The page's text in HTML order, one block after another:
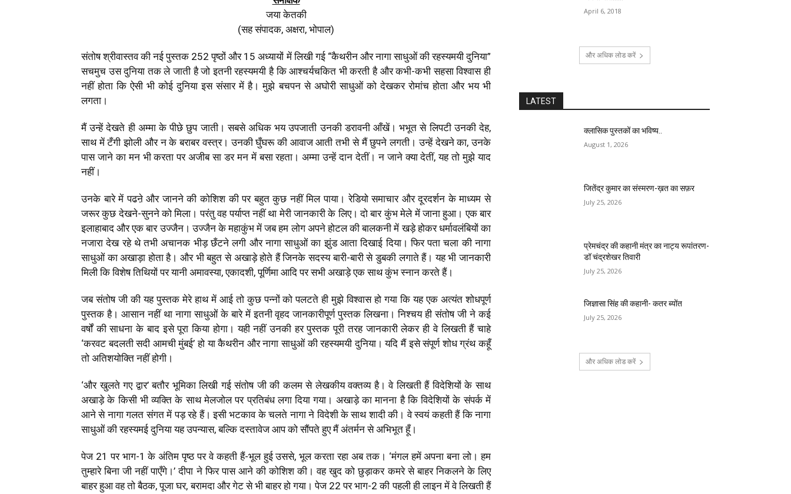
जया केतकी
(सह संपादक, अक्षरा, भोपाल)
संतोष श्रीवास्तव की नई पुस्तक 252 पृष्ठों और 15 अध्यायों में लिखी गई “कैथरीन और नागा साधुओं की रहस्यमयी दुनिया”
सचमुच उस दुनिया तक ले जाती है जो इतनी रहस्यमयी है कि आश्चर्यचकित भी करती है और कभी-कभी सहसा विश्वास ही
नहीं होता कि ऐसी भी कोई दुनिया इस संसार में है। मुझे बचपन से अघोरी साधुओं को देखकर रोमांच होता और भय भी
लगता।
मैं उन्हें देखते ही अम्मा के पीछे छुप जाती। सबसे अधिक भय उपजाती उनकी डरावनी आँखें। भभूत से लिपटी उनकी देह,
साथ में टँगी झोली और न के बराबर वस्त्र। उनकी घुँघरू की आवाज आती तभी से मैं छुपने लगती। उन्हें देखने का, उनके
पास जाने का मन भी करता पर अजीब सा डर मन में बसा रहता। अम्मा उन्हें दान देतीं। न जाने क्या देतीं, यह तो मुझे याद
नहीं।
उनके बारे में पढऩे और जानने की कोशिश की पर बहुत कुछ नहीं मिल पाया। रेडियो समाचार और दूरदर्शन के माध्यम से
जरूर कुछ देखने-सुनने को मिला। परंतु वह पर्याप्त नहीं था मेरी जानकारी के लिए। दो बार कुंभ मेले में जाना हुआ। एक बार
इलाहाबाद और एक बार उज्जैन। उज्जैन के महाकुंभ में जब हम लोग अपने होटल की बालकनी में खड़े होकर धर्मावलंबियों का
नजारा देख रहे थे तभी अचानक भीड़ छँटने लगी और नागा साधुओं का झुंड आता दिखाई दिया। फिर पता चला की नागा
साधुओं का अखाड़ा होता है। और भी बहुत से अखाड़े होते हैं जिनके सदस्य बारी-बारी से डुबकी लगाते हैं। यह भी जानकारी
मिली कि विशेष तिथियों पर यानी अमावस्या, एकादशी, पूर्णिमा आदि पर सभी अखाड़े एक साथ कुंभ स्नान करते हैं।
जब संतोष जी की यह पुस्तक मेरे हाथ में आई तो कुछ पन्नों को पलटते ही मुझे विश्वास हो गया कि यह एक अत्यंत शोधपूर्ण
पुस्तक है। आसान नहीं था नागा साधुओं के बारे में इतनी वृहद जानकारीपूर्ण पुस्तक लिखना। निश्चय ही संतोष जी ने कई
वर्षों की साधना के बाद इसे पूरा किया होगा। यही नहीं उनकी हर पुस्तक पूरी तरह जानकारी लेकर ही वे लिखती हैं चाहे
‘करवट बदलती सदी आमची मुंबई’ हो या कैथरीन और नागा साधुओं की रहस्यमयी दुनिया। यदि मैं इसे संपूर्ण शोध ग्रंथ कहूँ
तो अतिशयोक्ति नहीं होगी।
‘और खुलते गए द्वार’ बतौर भूमिका लिखी गई संतोष जी की कलम से लेखकीय वक्तव्य है। वे लिखती हैं विदेशियों के साथ
अखाड़े के किसी भी व्यक्ति के साथ मेलजोल पर प्रतिबंध लगा दिया गया। अखाड़े का मानना है कि विदेशियों के संपर्क में
आने से नागा गलत संगत में पड़ रहे हैं। इसी भटकाव के चलते नागा ने विदेशी के साथ शादी की। वे स्वयं कहती हैं कि नागा
साधुओं की रहस्यमई दुनिया यह उपन्यास, बल्कि दस्तावेज आप को सौंपते हुए मैं अंतर्मन से अभिभूत हूँ।
पेज 21 पर भाग-1 के अंतिम पृष्ठ पर वे कहती हैं-भूल हुई उससे, भूल करता रहा अब तक। ‘मंगल हमें अपना बना लो। हम
तुम्हारे बिना जी नहीं पाएँगे।’ दीपा ने फिर पास आने की कोशिश की। वह खुद को छुड़ाकर कमरे से बाहर निकलने के लिए
बाहर हुआ वह तो बैठक, पूजा घर, बरामदा और गेट से भी बाहर हो गया। पेज 22 पर भाग-2 की पहली ही लाइन में वे लिखती हैं
April 6, 2018
और अधिक लोड करें
LATEST
क्लासिक पुस्तकों का भविष्य..
August 1, 2026
जितेंद्र कुमार का संस्मरण-ख़त का सफ़र
July 25, 2026
प्रेमचंद्र की कहानी मंत्र का नाट्य रूपांतरण-
डॉ चंद्रशेखर तिवारी
July 25, 2026
जिज्ञासा सिंह की कहानी- कतर ब्योंत
July 25, 2026
और अधिक लोड करें